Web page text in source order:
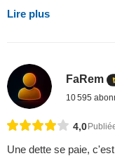
Lire plus
FaRem
10 595
4,0
Une dette se paie,